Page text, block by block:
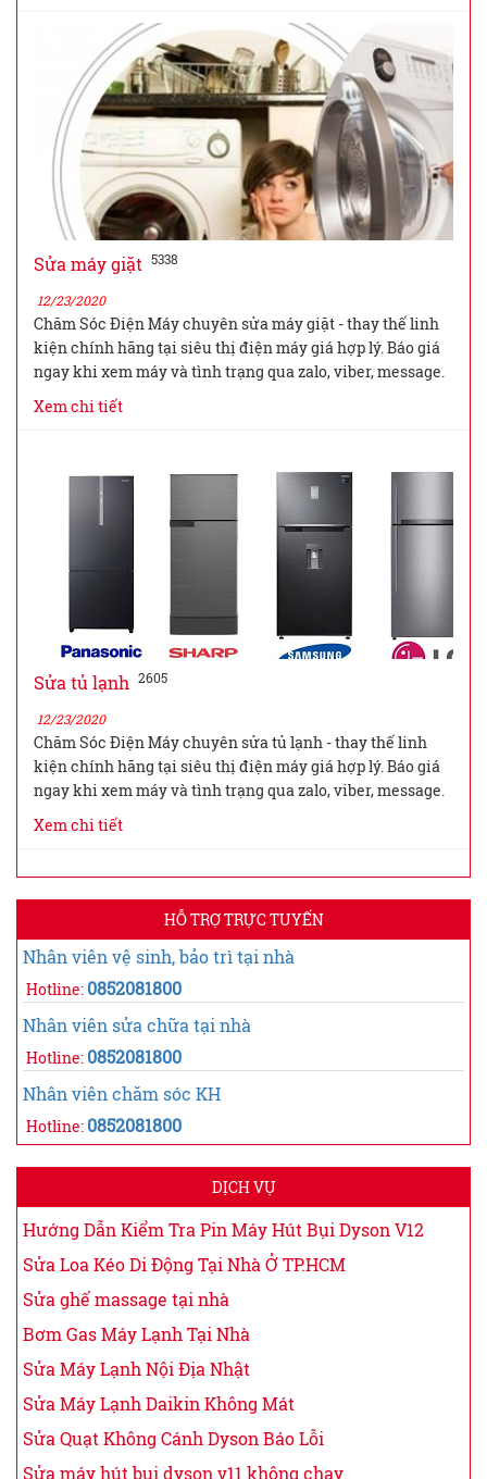
Sửa máy giặt 5338
12/23/2020
Chăm Sóc Điện Máy chuyên sửa máy giặt - thay thế linh
kiện chính hãng tại siêu thị điện máy giá hợp lý. Báo giá
ngay khi xem máy và tình trạng qua zalo, viber, message.
Xem chi tiết
Sửa tủ lạnh 2605
12/23/2020
Chăm Sóc Điện Máy chuyên sửa tủ lạnh - thay thế linh
kiện chính hãng tại siêu thị điện máy giá hợp lý. Báo giá
ngay khi xem máy và tình trạng qua zalo, viber, message.
Xem chi tiết
HỖ TRỢ TRỰC TUYẾN
Nhân viên vệ sinh, bảo trì tại nhà
Hotline: 0852081800
Nhân viên sửa chữa tại nhà
Hotline: 0852081800
Nhân viên chăm sóc KH
Hotline: 0852081800
DỊCH VỤ
Hướng Dẫn Kiểm Tra Pin Máy Hút Bụi Dyson V12
Sửa Loa Kéo Di Động Tại Nhà Ở TP.HCM
Sửa ghế massage tại nhà
Bơm Gas Máy Lạnh Tại Nhà
Sửa Máy Lạnh Nội Địa Nhật
Sửa Máy Lạnh Daikin Không Mát
Sửa Quạt Không Cánh Dyson Báo Lỗi
Sửa máy hút bụi dyson v11 không chạy